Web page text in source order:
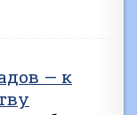
— к